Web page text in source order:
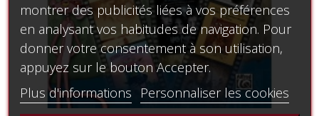
montrer des publicités liées à vos préférences
en analysant vos habitudes de navigation. Pour
donner votre consentement à son utilisation,
appuyez sur le bouton Accepter.
Plus d'informations
Personnaliser les cookies